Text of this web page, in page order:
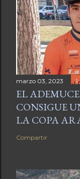
marzo 03, 2023
EL
CONSIGUE
LA COPA
Compartir